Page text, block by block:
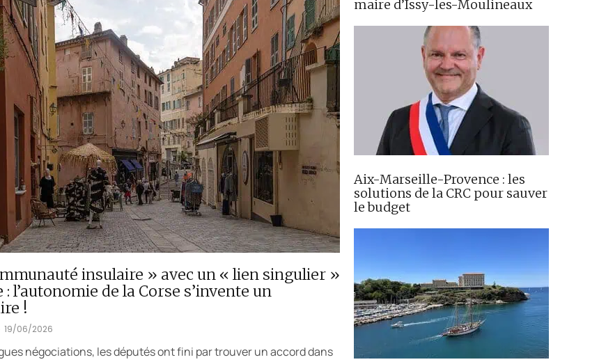
insulaire » avec un « lien singulier »
: l’autonomie de la Corse s’invente un
!
19/06/2026
négociations, les députés ont fini par trouver un accord dans
maire d’Issy-les-Moulineaux
Aix-Marseille-Provence : les
solutions de la CRC pour sauver
le budget